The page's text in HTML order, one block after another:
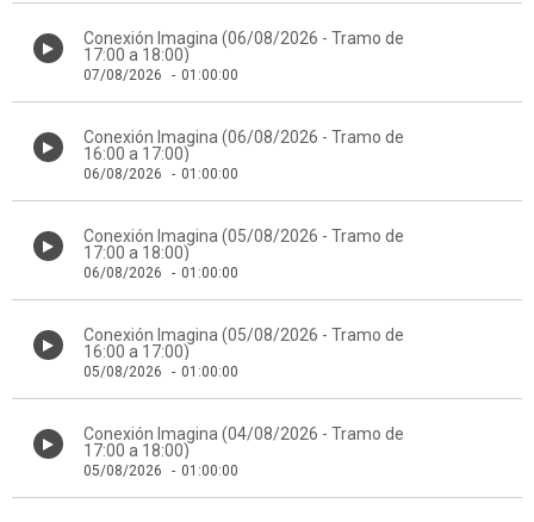
Conexión Imagina (06/08/2026 - Tramo de
17:00 a 18:00)
07/08/2026 - 01:00:00
Conexión Imagina (06/08/2026 - Tramo de
16:00 a 17:00)
06/08/2026 - 01:00:00
Conexión Imagina (05/08/2026 - Tramo de
17:00 a 18:00)
06/08/2026 - 01:00:00
Conexión Imagina (05/08/2026 - Tramo de
16:00 a 17:00)
05/08/2026 - 01:00:00
Conexión Imagina (04/08/2026 - Tramo de
17:00 a 18:00)
05/08/2026 - 01:00:00